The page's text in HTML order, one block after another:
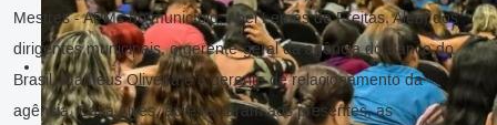
Mestres - APMs do município, Abel Lemes de Freitas. Além dos
dirigentes municipais, o gerente-geral da agência do Banco do
Brasil, Matheus Oliveira e a gerente de relacionamento da
agência, Cátia Alves, apresentaram aos presentes, as